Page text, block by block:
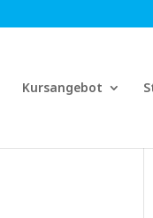
Kursangebot